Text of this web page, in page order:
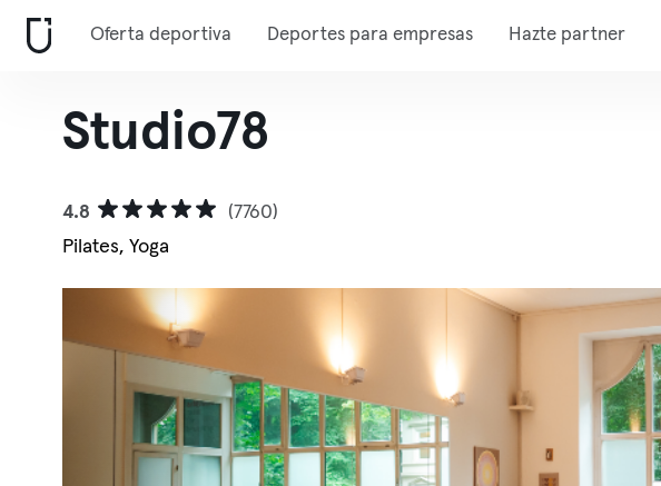
Oferta deportiva Deportes para empresas Hazte partner
Studio78
4.8
(7760)
Pilates, Yoga